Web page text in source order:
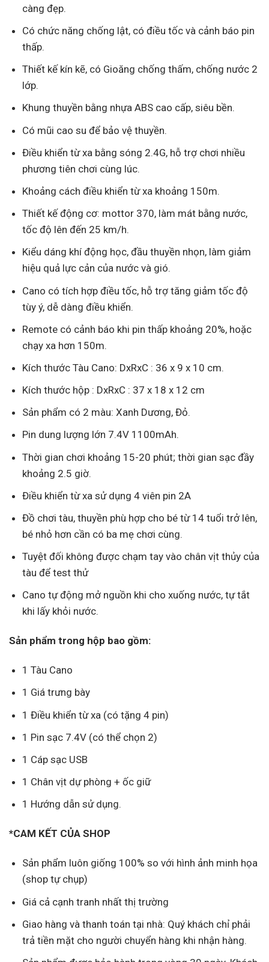
càng đẹp.
Có chức năng chống lật, có điều tốc và cảnh báo pin
thấp.
Thiết kế kín kẽ, có Gioăng chống thấm, chống nước 2
lớp.
Khung thuyền bằng nhựa ABS cao cấp, siêu bền.
Có mũi cao su để bảo vệ thuyền.
Điều khiển từ xa bằng sóng 2.4G, hỗ trợ chơi nhiều
phương tiên chơi cùng lúc.
Khoảng cách điều khiển từ xa khoảng 150m.
Thiết kế động cơ: mottor 370, làm mát bằng nước,
tốc độ lên đến 25 km/h.
Kiểu dáng khí động học, đầu thuyền nhọn, làm giảm
hiệu quả lực cản của nước và gió.
Cano có tích hợp điều tốc, hỗ trợ tăng giảm tốc độ
tùy ý, dễ dàng điều khiển.
Remote có cảnh báo khi pin thấp khoảng 20%, hoặc
chạy xa hơn 150m.
Kích thước Tàu Cano: DxRxC : 36 x 9 x 10 cm.
Kích thước hộp : DxRxC : 37 x 18 x 12 cm
Sản phẩm có 2 màu: Xanh Dương, Đỏ.
Pin dung lượng lớn 7.4V 1100mAh.
Thời gian chơi khoảng 15-20 phút; thời gian sạc đầy
khoảng 2.5 giờ.
Điều khiển từ xa sử dụng 4 viên pin 2A
Đồ chơi tàu, thuyền phù hợp cho bé từ 14 tuổi trở lên,
bé nhỏ hơn cần có ba mẹ chơi cùng.
Tuyệt đối không được chạm tay vào chân vịt thủy của
tàu để test thử
Cano tự động mở nguồn khi cho xuống nước, tự tắt
khi lấy khỏi nước.
Sản phẩm trong hộp bao gồm:
1 Tàu Cano
1 Giá trưng bày
1 Điều khiển từ xa (có tặng 4 pin)
1 Pin sạc 7.4V (có thể chọn 2)
1 Cáp sạc USB
1 Chân vịt dự phòng + ốc giữ
1 Hướng dẫn sử dụng.
*CAM KẾT CỦA SHOP
Sản phẩm luôn giống 100% so với hình ảnh minh họa
(shop tự chụp)
Giá cả cạnh tranh nhất thị trường
Giao hàng và thanh toán tại nhà: Quý khách chỉ phải
trả tiền mặt cho người chuyển hàng khi nhận hàng.